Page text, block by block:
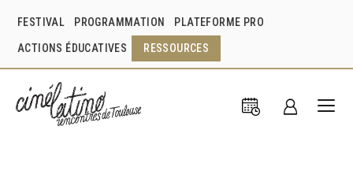
FESTIVAL PROGRAMMATION PLATEFORME PRO
ACTIONS ÉDUCATIVES RESSOURCES